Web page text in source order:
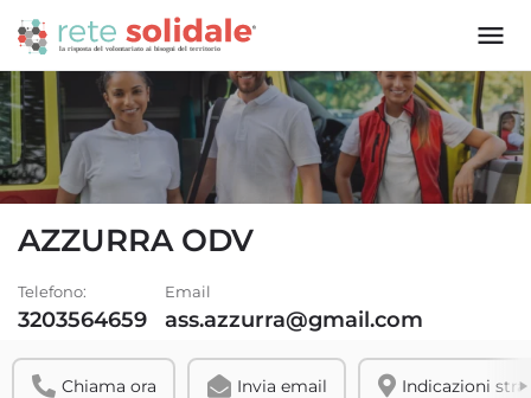
AZZURRA ODV
Telefono:
3203564659
Email
ass.azzurra@gmail.com
Chiama ora Invia email Indicazioni